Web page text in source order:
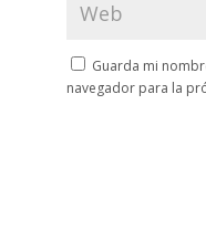
Guarda mi
navegador para la